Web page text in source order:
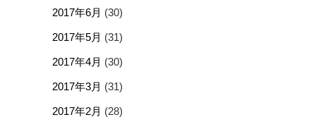
2017年6月 (30)
2017年5月 (31)
2017年4月 (30)
2017年3月 (31)
2017年2月 (28)